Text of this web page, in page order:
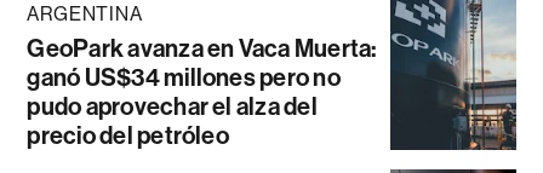
ARGENTINA
GeoPark avanza en Vaca Muerta:
ganó US$34 millones pero no
pudo aprovechar el alza del
precio del petróleo